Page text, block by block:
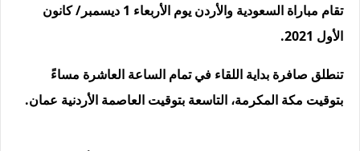
تقام مباراة السعودية والأردن يوم الأربعاء 1 ديسمبر/ كانون
الأول 2021.
تنطلق صافرة بداية اللقاء في تمام الساعة العاشرة مساءً
بتوقيت مكة المكرمة، التاسعة بتوقيت العاصمة الأردنية عمان.